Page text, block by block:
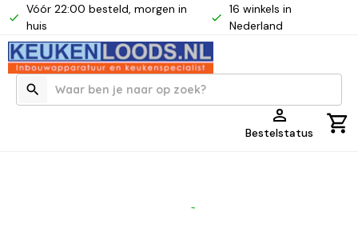
Vóór 22:00 besteld, morgen in
huis
16 winkels in
Nederland
Bestelstatus